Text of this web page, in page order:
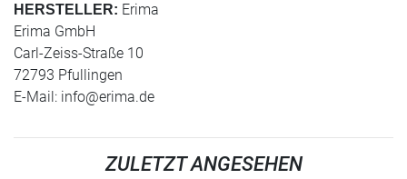
HERSTELLER: Erima
Erima GmbH
Carl-Zeiss-Straße 10
72793 Pfullingen
E-Mail: info@erima.de
ZULETZT ANGESEHEN